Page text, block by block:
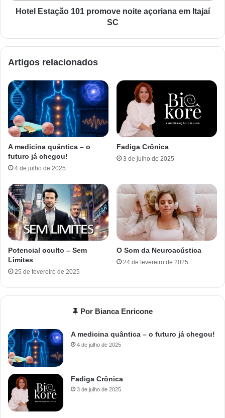
Hotel Estação 101 promove noite açoriana em Itajaí
SC
Artigos relacionados
A medicina quântica – o
futuro já chegou!
4 de julho de 2025
Fadiga Crônica
3 de julho de 2025
Potencial oculto – Sem
Limites
25 de fevereiro de 2025
O Som da Neuroacústica
24 de fevereiro de 2025
Por Bianca Enricone
A medicina quântica – o futuro já chegou!
4 de julho de 2025
Fadiga Crônica
3 de julho de 2025